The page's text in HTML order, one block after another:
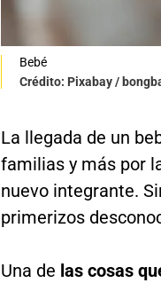
Bebé
Crédito: Pixabay /
La llegada de un
familias y más por
nuevo integrante.
primerizos
Una de las cosas